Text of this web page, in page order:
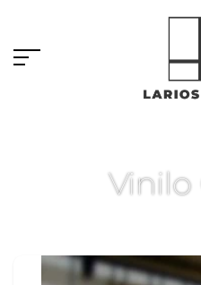
Vinilo